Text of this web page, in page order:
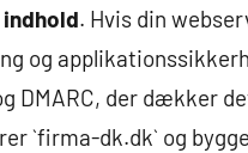
. Hvis din
og
DMARC, der dækker
`firma-dk.dk` og